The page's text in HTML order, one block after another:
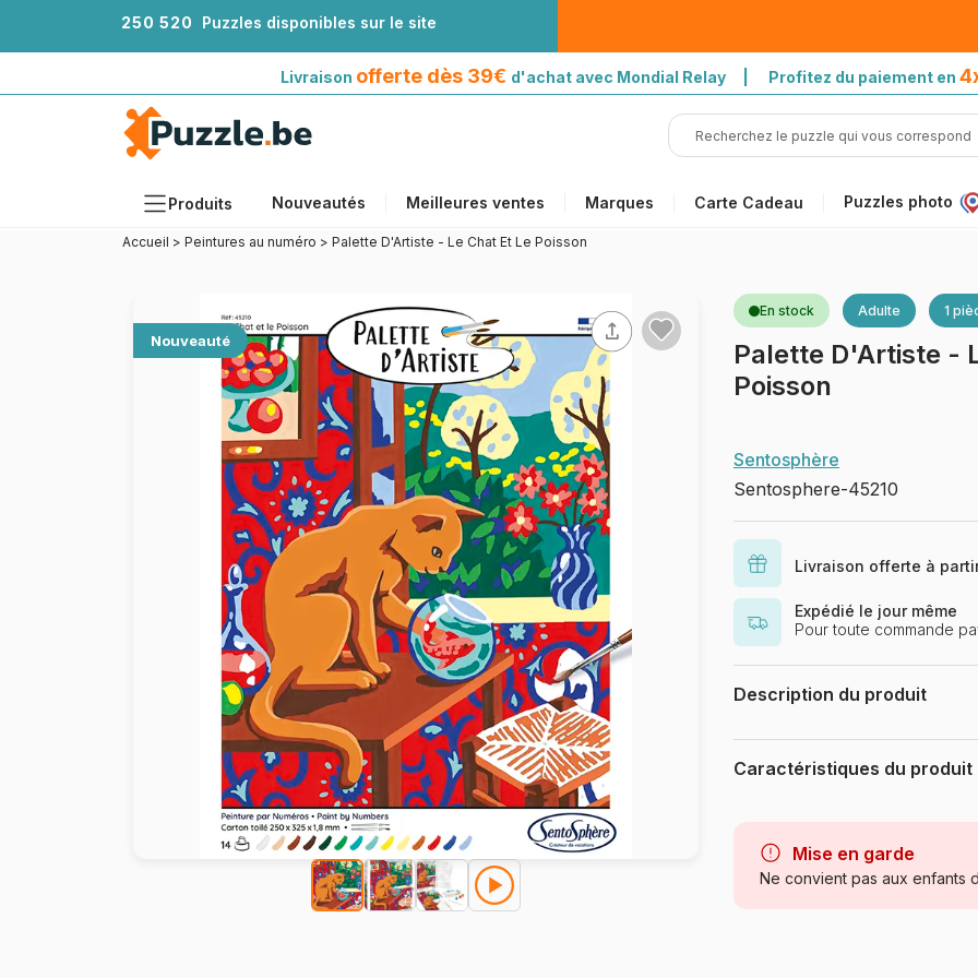
250 520 Puzzles disponibles sur le site
Livraison offerte dès 39€ d'achat avec Mondial Relay | Profitez du paiement en
Produits Nouveautés Meilleures ventes Marques Carte Cadeau Puzzles photo
Formats
Accessoires
Puzzles en bois
Peinture au numéro
Accueil > Peintures au numéro > Palette D'Artiste - Le Chat Et Le Poisson
Nouveauté
En stock Adulte 1
Palette D'Artiste -
Poisson
Sentosphère
Sentosphere-45210
Livraison offerte à
Expédié le jour même
Pour toute commande
Description du produit
Création Véronique Debroise
🎨 Peinture par numéros, Une
Et si vous vous accordiez un
Accessible à tous, cette activité
apaisante et gratifiante.
Caractéristiques du produit
Catégorie
Age
Mise en garde
Ne convient pas aux enfants